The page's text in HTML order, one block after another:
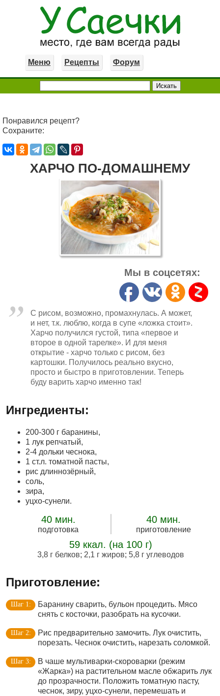
Меню Рецепты Форум
Понравился рецепт?
Сохраните:
ХАРЧО ПО-ДОМАШНЕМУ
Мы в соцсетях:
С рисом, возможно, промахнулась. А может,
и нет, т.к. люблю, когда в супе «ложка стоит».
Харчо получился густой, типа «первое и
второе в одной тарелке». И для меня
открытие - харчо только с рисом, без
картошки. Получилось реально вкусно,
просто и быстро в приготовлении. Теперь
буду варить харчо именно так!
Ингредиенты:
200-300 г баранины,
1 лук репчатый,
2-4 дольки чеснока,
1 ст.л. томатной пасты,
рис длиннозёрный,
соль,
зира,
уцхо-сунели.
40 мин.
подготовка
40 мин.
приготовление
59 ккал. (на 100 г)
3,8 г белков; 2,1 г жиров; 5,8 г углеводов
Приготовление:
Баранину сварить, бульон процедить. Мясо
снять с косточки, разобрать на кусочки.
Рис предварительно замочить. Лук очистить,
порезать. Чеснок очистить, нарезать соломкой.
В чаше мультиварки-скороварки (режим
«Жарка») на растительном масле обжарить лук
до прозрачности. Положить томатную пасту,
чеснок, зиру, уцхо-сунели, перемешать и